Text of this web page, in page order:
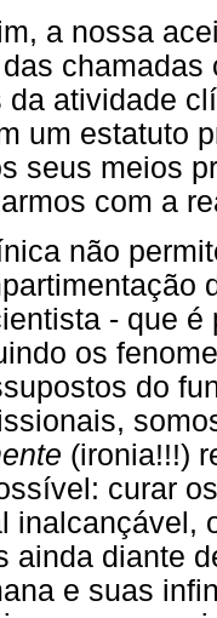
a nossa
da atividade
um estatuto
seus meios
com a
não
- que é
os
do
(ironia!!!)
curar
inalcançável,
ainda diante
e suas